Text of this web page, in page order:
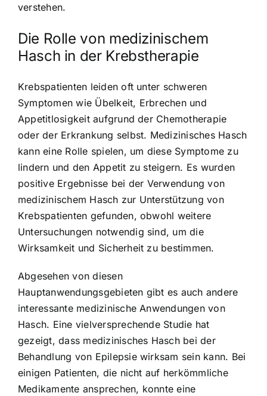
verstehen.
Die Rolle von medizinischem
Hasch in der Krebstherapie
Krebspatienten leiden oft unter schweren
Symptomen wie Übelkeit, Erbrechen und
Appetitlosigkeit aufgrund der Chemotherapie
oder der Erkrankung selbst. Medizinisches Hasch
kann eine Rolle spielen, um diese Symptome zu
lindern und den Appetit zu steigern. Es wurden
positive Ergebnisse bei der Verwendung von
medizinischem Hasch zur Unterstützung von
Krebspatienten gefunden, obwohl weitere
Untersuchungen notwendig sind, um die
Wirksamkeit und Sicherheit zu bestimmen.
Abgesehen von diesen
Hauptanwendungsgebieten gibt es auch andere
interessante medizinische Anwendungen von
Hasch. Eine vielversprechende Studie hat
gezeigt, dass medizinisches Hasch bei der
Behandlung von Epilepsie wirksam sein kann. Bei
einigen Patienten, die nicht auf herkömmliche
Medikamente ansprechen, konnte eine